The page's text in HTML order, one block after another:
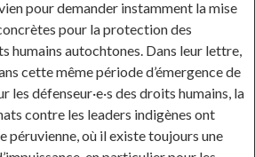
pour demander instamment la mise
pour la protection des
humains autochtones. Dans leur lettre,
cette même période d’émergence de
les défenseur·e·s des droits humains, la
contre les leaders indigènes ont
péruvienne, où il existe toujours une